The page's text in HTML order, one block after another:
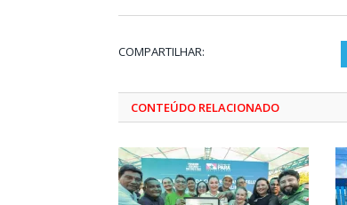
COMPARTILHAR:
CONTEÚDO RELACIONADO